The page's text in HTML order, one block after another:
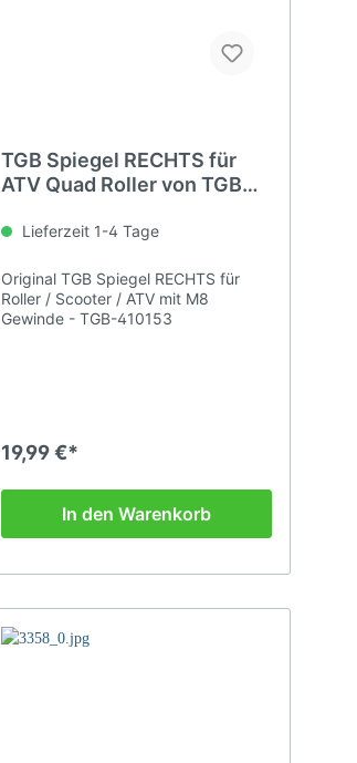
TGB Spiegel RECHTS für
ATV Quad Roller von TGB
Lieferzeit 1-4 Tage
Original TGB Spiegel RECHTS für
Roller / Scooter / ATV mit M8
Gewinde - TGB-410153
19,99 €*
In den Warenkorb